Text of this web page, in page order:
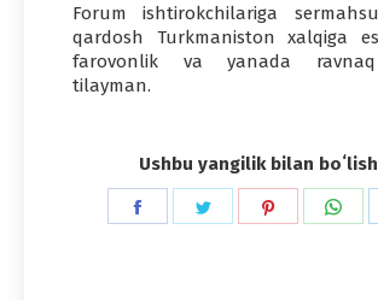
Forum ishtirokchilariga
qardosh Turkmaniston xalqiga
farovonlik va yanada
tilayman.
Ushbu yangilik bilan
Share
Share
Share